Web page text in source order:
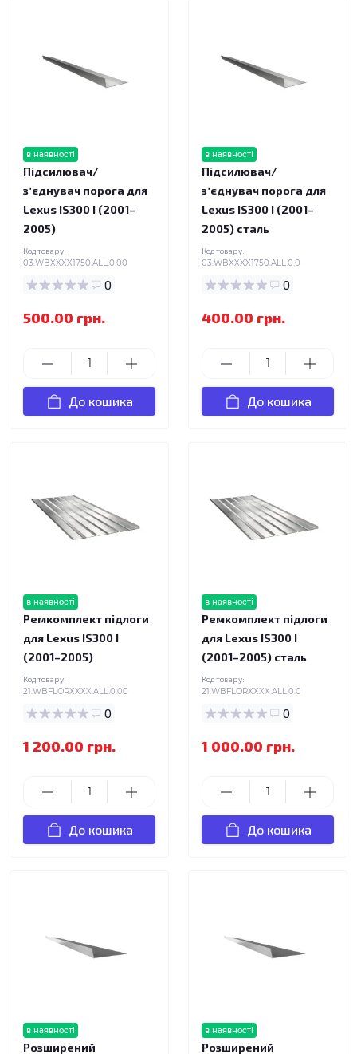
в наявності
Підсилювач/
зʼєднувач порога для
Lexus IS300 I (2001–
2005)
Код товару:
03.WBXXXX1750.ALL.0.00
0
500.00 грн.
До кошика
в наявності
Підсилювач/
зʼєднувач порога для
Lexus IS300 I (2001–
2005) сталь
Код товару:
03.WBXXXX1750.ALL.0.0
0
400.00 грн.
До кошика
в наявності
Ремкомплект підлоги
для Lexus IS300 I
(2001–2005)
Код товару:
21.WBFLORXXXX.ALL.0.00
0
1 200.00 грн.
До кошика
в наявності
Ремкомплект підлоги
для Lexus IS300 I
(2001–2005) сталь
Код товару:
21.WBFLORXXXX.ALL.0.0
0
1 000.00 грн.
До кошика
в наявності
Розширений
в наявності
Розширений